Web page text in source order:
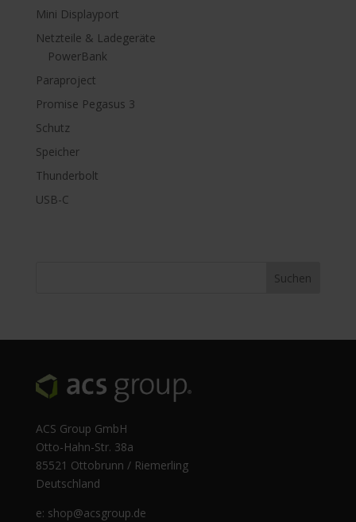
Mini Displayport
Netzteile & Ladegeräte
PowerBank
Paraproject
Promise Pegasus 3
Schutz
Speicher
Thunderbolt
USB-C
ACS Group GmbH
Otto-Hahn-Str. 38a
85521 Ottobrunn / Riemerling
Deutschland
e: shop@acsgroup.de